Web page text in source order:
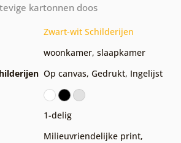
kartonnen doos
Zwart-wit Schilderijen
woonkamer, slaapkamer
Op canvas, Gedrukt, Ingelijst
1-delig
Milieuvriendelijke print,